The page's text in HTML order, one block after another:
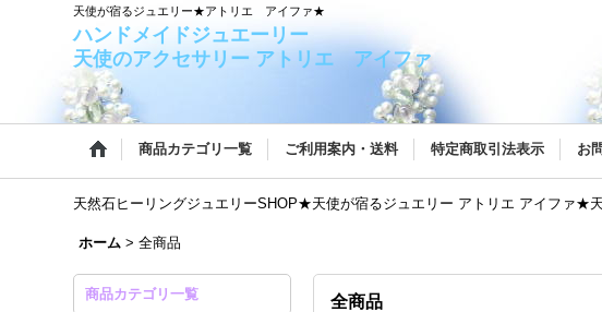
天使が宿るジュエリー★アトリエ アイファ★
ハンドメイドジュエーリー
天使のアクセサリー アトリエ アイファ
商品カテゴリ一覧 ご利用案内・送料 特定商取引法表示 お
天然石ヒーリングジュエリーSHOP★天使が宿るジュエリー アトリエ アイファ★
ホーム > 全商品
商品カテゴリ一覧 全商品